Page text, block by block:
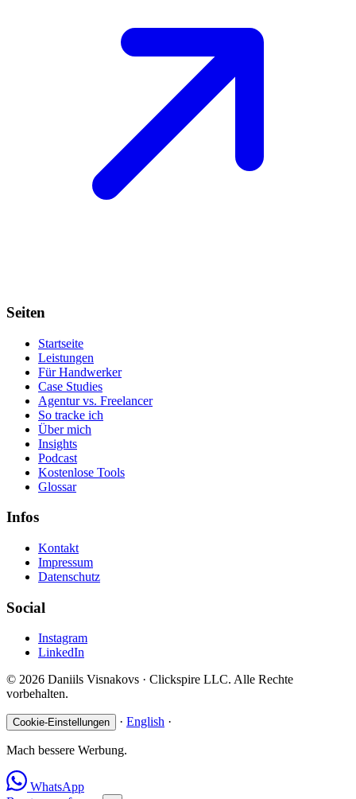
Seiten
Startseite
Leistungen
Für Handwerker
Case Studies
Agentur vs. Freelancer
So tracke ich
Über mich
Insights
Podcast
Kostenlose Tools
Glossar
Infos
Kontakt
Impressum
Datenschutz
Social
Instagram
LinkedIn
© 2026 Daniils Visnakovs · Clickspire LLC. Alle Rechte
vorbehalten.
Cookie-Einstellungen · English ·
Mach bessere Werbung.
WhatsApp